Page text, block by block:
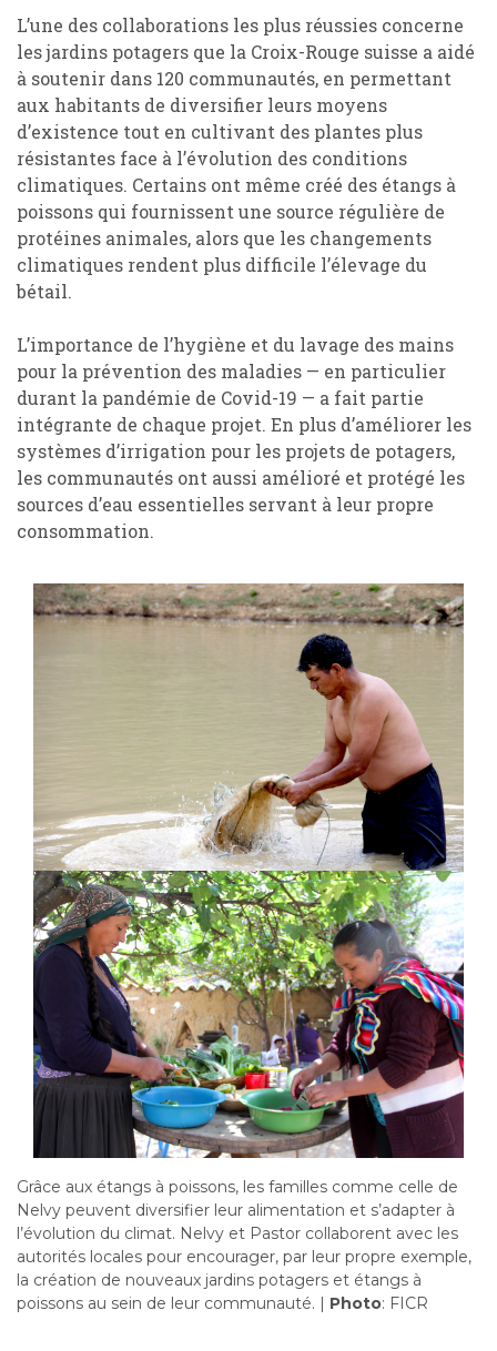
L’une des collaborations les plus réussies concerne
les jardins potagers que la Croix-Rouge suisse a aidé
à soutenir dans 120 communautés, en permettant
aux habitants de diversifier leurs moyens
d’existence tout en cultivant des plantes plus
résistantes face à l’évolution des conditions
climatiques. Certains ont même créé des étangs à
poissons qui fournissent une source régulière de
protéines animales, alors que les changements
climatiques rendent plus difficile l’élevage du
bétail.
L’importance de l’hygiène et du lavage des mains
pour la prévention des maladies — en particulier
durant la pandémie de Covid-19 — a fait partie
intégrante de chaque projet. En plus d’améliorer les
systèmes d’irrigation pour les projets de potagers,
les communautés ont aussi amélioré et protégé les
sources d’eau essentielles servant à leur propre
consommation.
Grâce aux étangs à poissons, les familles comme celle de
Nelvy peuvent diversifier leur alimentation et s’adapter à
l’évolution du climat. Nelvy et Pastor collaborent avec les
autorités locales pour encourager, par leur propre exemple,
la création de nouveaux jardins potagers et étangs à
poissons au sein de leur communauté. | Photo: FICR